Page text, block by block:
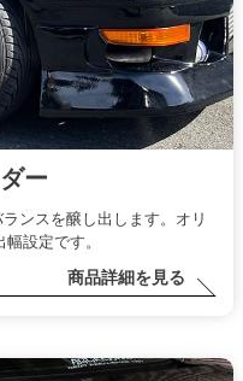
ー
ンスを醸し出します。オリ
設定です。
商品詳細を見る